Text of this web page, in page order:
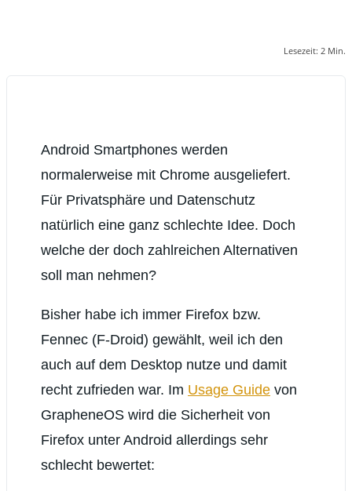
Lesezeit: 2 Min.
Android Smartphones werden
normalerweise mit Chrome ausgeliefert.
Für Privatsphäre und Datenschutz
natürlich eine ganz schlechte Idee. Doch
welche der doch zahlreichen Alternativen
soll man nehmen?
Bisher habe ich immer Firefox bzw.
Fennec (F-Droid) gewählt, weil ich den
auch auf dem Desktop nutze und damit
recht zufrieden war. Im Usage Guide von
GrapheneOS wird die Sicherheit von
Firefox unter Android allerdings sehr
schlecht bewertet: